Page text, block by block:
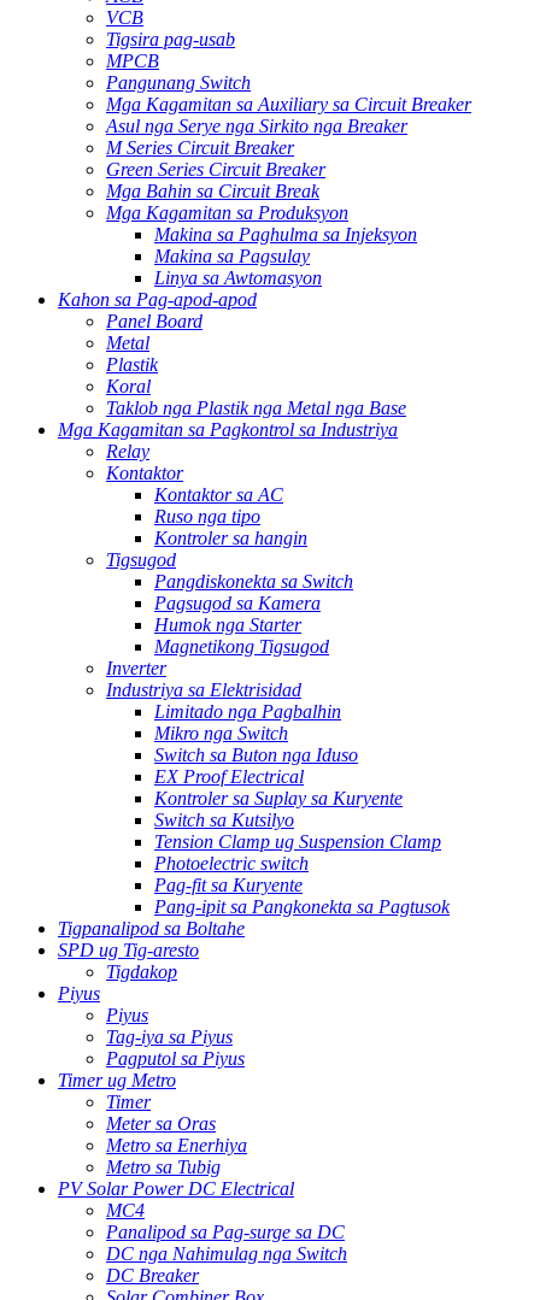
VCB
Tigsira pag-usab
MPCB
Pangunang Switch
Mga Kagamitan sa Auxiliary sa Circuit Breaker
Asul nga Serye nga Sirkito nga Breaker
M Series Circuit Breaker
Green Series Circuit Breaker
Mga Bahin sa Circuit Break
Mga Kagamitan sa Produksyon
Makina sa Paghulma sa Injeksyon
Makina sa Pagsulay
Linya sa Awtomasyon
Kahon sa Pag-apod-apod
Panel Board
Metal
Plastik
Koral
Taklob nga Plastik nga Metal nga Base
Mga Kagamitan sa Pagkontrol sa Industriya
Relay
Kontaktor
Kontaktor sa AC
Ruso nga tipo
Kontroler sa hangin
Tigsugod
Pangdiskonekta sa Switch
Pagsugod sa Kamera
Humok nga Starter
Magnetikong Tigsugod
Inverter
Industriya sa Elektrisidad
Limitado nga Pagbalhin
Mikro nga Switch
Switch sa Buton nga Iduso
EX Proof Electrical
Kontroler sa Suplay sa Kuryente
Switch sa Kutsilyo
Tension Clamp ug Suspension Clamp
Photoelectric switch
Pag-fit sa Kuryente
Pang-ipit sa Pangkonekta sa Pagtusok
Tigpanalipod sa Boltahe
SPD ug Tig-aresto
Tigdakop
Piyus
Piyus
Tag-iya sa Piyus
Pagputol sa Piyus
Timer ug Metro
Timer
Meter sa Oras
Metro sa Enerhiya
Metro sa Tubig
PV Solar Power DC Electrical
MC4
Panalipod sa Pag-surge sa DC
DC nga Nahimulag nga Switch
DC Breaker